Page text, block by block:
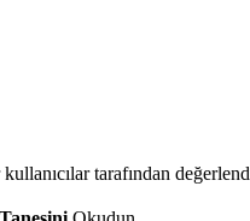
kullanıcılar tarafından